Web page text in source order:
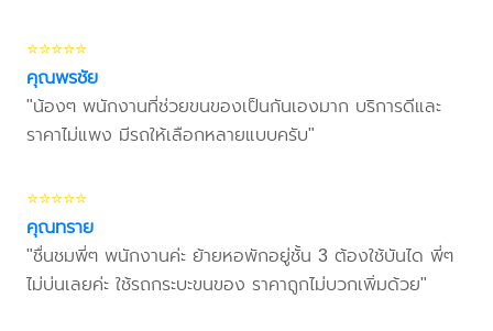
⭐⭐⭐⭐⭐
คุณพรชัย
"น้องๆ พนักงานที่ช่วยขนของเป็นกันเองมาก บริการดีและ
ราคาไม่แพง มีรถให้เลือกหลายแบบครับ"
⭐⭐⭐⭐⭐
คุณทราย
"ชื่นชมพี่ๆ พนักงานค่ะ ย้ายหอพักอยู่ชั้น 3 ต้องใช้บันได พี่ๆ
ไม่บ่นเลยค่ะ ใช้รถกระบะขนของ ราคาถูกไม่บวกเพิ่มด้วย"